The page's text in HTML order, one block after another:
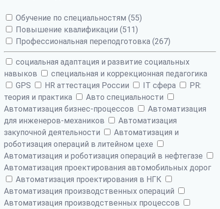
Обучение по специальностям (55)
Повышение квалификации (511)
Профессиональная переподготовка (267)
cоциальная адаптация и развитие социальных
навыков
cпециальная и коррекционная педагогика
GPS
HR аттестация России IT сфера
PR:
теория и практика
Авто специальности
Автоматизация бизнес-процессов
Автоматизация
для инженеров-механиков
Автоматизация
закупочной деятельности
Автоматизация и
роботизация операций в литейном цехе
Автоматизация и роботизация операций в нефтегазе
Автоматизация проектирования автомобильных дорог
Автоматизация проектирования в НГК
Автоматизация производственных операций
Автоматизация производственных процессов